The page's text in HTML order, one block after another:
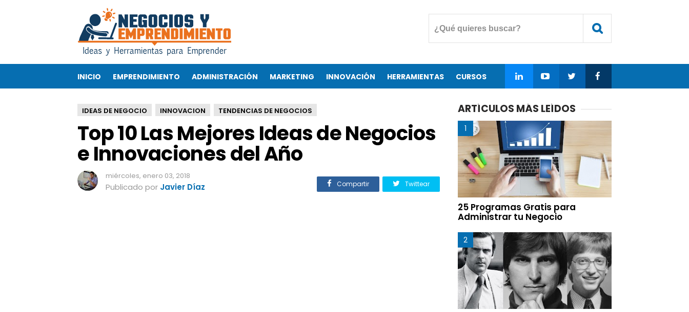
p
a
s
M
e
j
r
e
s
I
INICIO EMPRENDIMIENTO ADMINISTRACIÓN MARKETING INNOVACIÓN HERRAMIENTAS CURSOS
IDEAS DE NEGOCIO INNOVACION TENDENCIAS DE NEGOCIOS
Top 10 Las Mejores Ideas de Negocios
e Innovaciones del Año
miércoles, enero 03, 2018
Publicado por Javier Díaz Compartir Twittear
ARTÍCULOS MÁS LEÍDOS
25 Programas Gratis para
Administrar tu Negocio